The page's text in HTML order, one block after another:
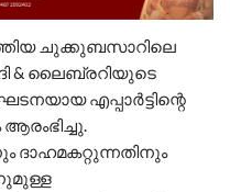
ചുക്കുബസാറിലെ
& ലൈബ്രറിയുടെ
എപ്പാർട്ടിന്റെ
ദാഹമകറ്റുന്നതിനും